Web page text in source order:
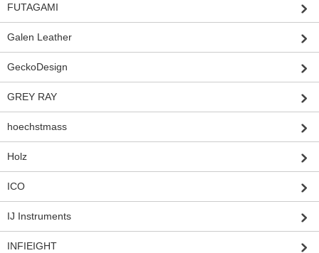
FUTAGAMI
Galen Leather
GeckoDesign
GREY RAY
hoechstmass
Holz
ICO
IJ Instruments
INFIEIGHT